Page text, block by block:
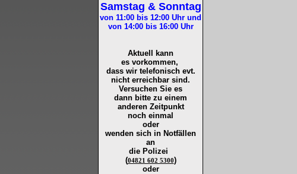
Samstag & Sonntag
von 11:00 bis 12:00 Uhr und
von 14:00 bis 16:00Uhr
Aktuell kann
es vorkommen,
dass wir telefonisch evt.
nicht erreichbar sind.
Versuchen Sie es
dann bitte zu einem
anderen Zeitpunkt
noch einmal
oder
wenden sich in Notfällen
an
die Polizei
(04821 602 5300)
oder